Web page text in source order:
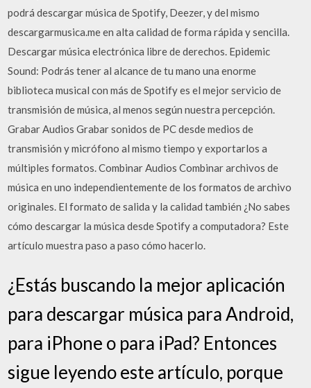
podrá descargar música de Spotify, Deezer, y del mismo
descargarmusica.me en alta calidad de forma rápida y sencilla.
Descargar música electrónica libre de derechos. Epidemic
Sound: Podrás tener al alcance de tu mano una enorme
biblioteca musical con más de Spotify es el mejor servicio de
transmisión de música, al menos según nuestra percepción.
Grabar Audios Grabar sonidos de PC desde medios de
transmisión y micrófono al mismo tiempo y exportarlos a
múltiples formatos. Combinar Audios Combinar archivos de
música en uno independientemente de los formatos de archivo
originales. El formato de salida y la calidad también ¿No sabes
cómo descargar la música desde Spotify a computadora? Este
artículo muestra paso a paso cómo hacerlo.
¿Estás buscando la mejor aplicación
para descargar música para Android,
para iPhone o para iPad? Entonces
sigue leyendo este artículo, porque